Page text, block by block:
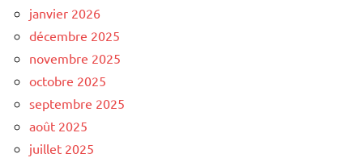
janvier 2026
décembre 2025
novembre 2025
octobre 2025
septembre 2025
août 2025
juillet 2025